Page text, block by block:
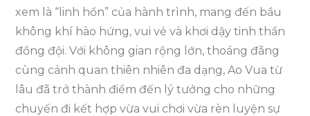
xem là “linh hồn” của hành trình, mang đến bầu
không khí hào hứng, vui vẻ và khơi dậy tinh thần
đồng đội. Với không gian rộng lớn, thoáng đãng
cùng cảnh quan thiên nhiên đa dạng, Ao Vua từ
lâu đã trở thành điểm đến lý tưởng cho những
chuyến đi kết hợp vừa vui chơi vừa rèn luyện sự